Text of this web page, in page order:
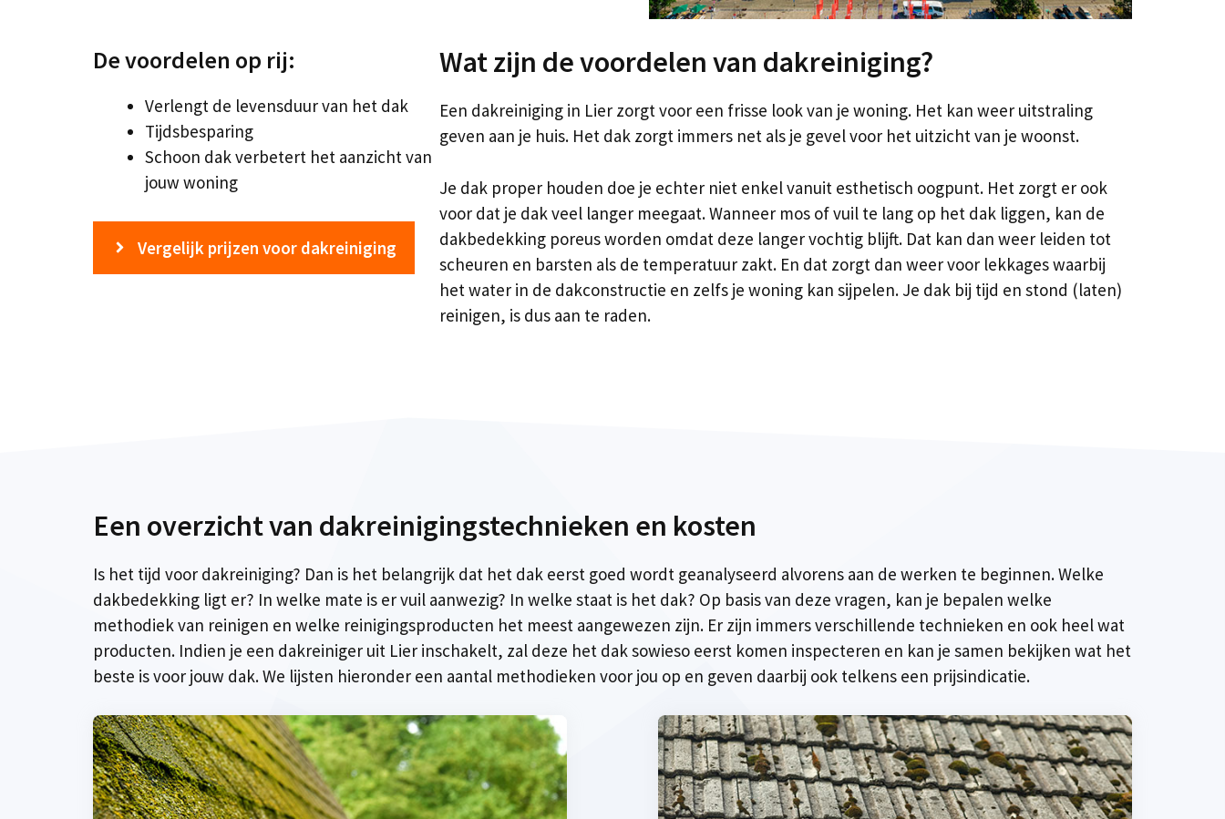
De voordelen op rij:
Verlengt de levensduur van het dak
Tijdsbesparing
Schoon dak verbetert het aanzicht van
jouw woning
Vergelijk prijzen voor dakreiniging
Wat zijn de voordelen van dakreiniging?
Een dakreiniging in Lier zorgt voor een frisse look van je woning. Het kan weer uitstraling
geven aan je huis. Het dak zorgt immers net als je gevel voor het uitzicht van je woonst.
Je dak proper houden doe je echter niet enkel vanuit esthetisch oogpunt. Het zorgt er ook
voor dat je dak veel langer meegaat. Wanneer mos of vuil te lang op het dak liggen, kan de
dakbedekking poreus worden omdat deze langer vochtig blijft. Dat kan dan weer leiden tot
scheuren en barsten als de temperatuur zakt. En dat zorgt dan weer voor lekkages waarbij
het water in de dakconstructie en zelfs je woning kan sijpelen. Je dak bij tijd en stond (laten)
reinigen, is dus aan te raden.
Een overzicht van dakreinigingstechnieken en kosten
Is het tijd voor dakreiniging? Dan is het belangrijk dat het dak eerst goed wordt geanalyseerd alvorens aan de werken te beginnen. Welke
dakbedekking ligt er? In welke mate is er vuil aanwezig? In welke staat is het dak? Op basis van deze vragen, kan je bepalen welke
methodiek van reinigen en welke reinigingsproducten het meest aangewezen zijn. Er zijn immers verschillende technieken en ook heel wat
producten. Indien je een dakreiniger uit Lier inschakelt, zal deze het dak sowieso eerst komen inspecteren en kan je samen bekijken wat het
beste is voor jouw dak. We lijsten hieronder een aantal methodieken voor jou op en geven daarbij ook telkens een prijsindicatie.